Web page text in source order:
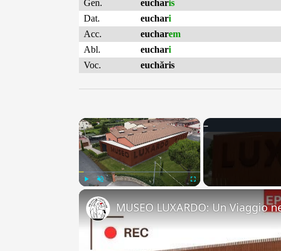
Gen.
eucharis
Dat.
euchari
Acc.
eucharem
Abl.
euchari
Voc.
euchăris
×
MUSEO LUXARDO: Un Viaggio